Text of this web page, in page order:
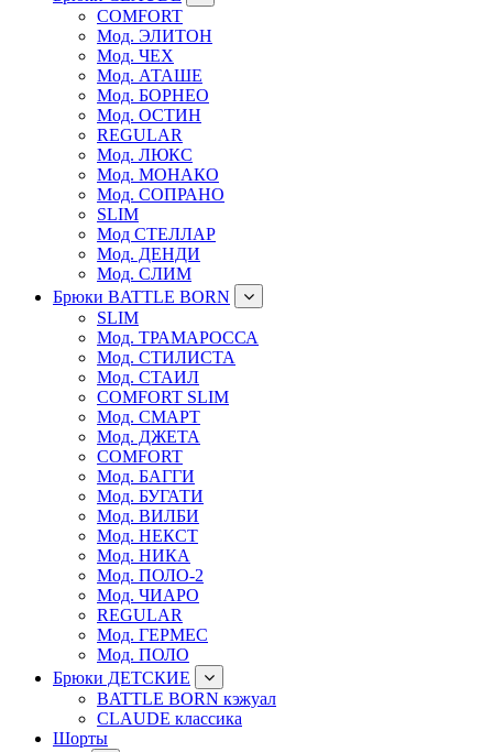
COMFORT
Мод. ЭЛИТОН
Мод. ЧЕХ
Мод. АТАШЕ
Мод. БОРНЕО
Мод. ОСТИН
REGULAR
Мод. ЛЮКС
Мод. МОНАКО
Мод. СОПРАНО
SLIM
Мод СТЕЛЛАР
Мод. ДЕНДИ
Мод. СЛИМ
Брюки BATTLE BORN
SLIM
Мод. ТРАМАРОССА
Мод. СТИЛИСТА
Мод. СТАИЛ
COMFORT SLIM
Мод. СМАРТ
Мод. ДЖЕТА
COMFORT
Мод. БАГГИ
Мод. БУГАТИ
Мод. ВИЛБИ
Мод. НЕКСТ
Мод. НИКА
Мод. ПОЛО-2
Мод. ЧИАРО
REGULAR
Мод. ГЕРМЕС
Мод. ПОЛО
Брюки ДЕТСКИЕ
BATTLE BORN кэжуал
CLAUDE классика
Шорты